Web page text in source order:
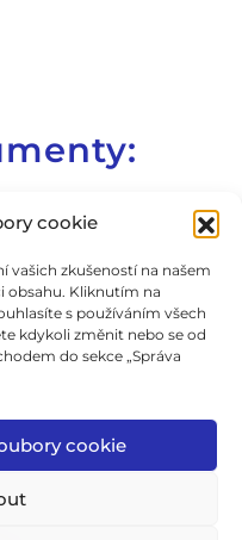
cookie
vašich zkušeností na našem
obsahu. Kliknutím na
s používáním všech
kdykoli změnit nebo se od
do sekce „Správa
cookie
podmínky
od smlouvy